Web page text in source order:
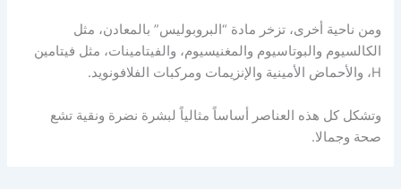
ومن ناحية أخرى، تزخر مادة “البروبوليس” بالمعادن، مثل
الكالسيوم والبوتاسيوم والمغنيسيوم، والفيتامينات، مثل فيتامين
H، والأحماض الأمينية والإنزيمات ومركبات الفلافونويد.
وتشكل كل هذه العناصر أساساً مثالياً لبشرة نضرة ونقية تشع
صحة وجمالا.